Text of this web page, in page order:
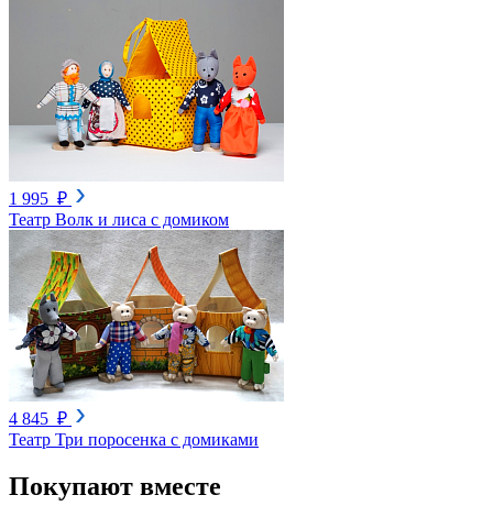
1 995 ₽
Театр Волк и лиса с домиком
4 845 ₽
Театр Три поросенка с домиками
Покупают вместе